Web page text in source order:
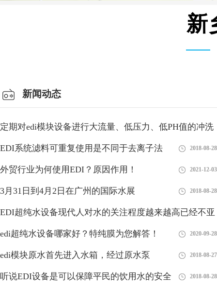
新
新闻动态
定期对edi模块设备进行大流量、低压力、低PH值的冲洗
有利 2018-08-28
EDI系统滤料可重复使用是不同于去离子法 2018-08-28
外贸行业为何使用EDI？原因作用！ 2021-12-03
3月31日到4月2日在广州的国际水展 2018-08-28
EDI超纯水设备现代人对水的关注程度越来越高已经不亚
于食品 2018-08-27
edi超纯水设备哪家好？特纯膜为您解答！ 2020-09-28
edi模块原水首先进入水箱，经过原水泵 2018-08-27
听说EDI设备是可以保障平民的饮用水的安全 2018-08-28
EDI水处理设备确保处理后出水电阻率达到18.2兆欧.CM
EDI超纯水设备适用于哪些行业?EDI超纯水设备在设计上，采用成
混床除盐水处理工艺，EDI水处理设备确保处理后
edi的通信方式有哪几种？